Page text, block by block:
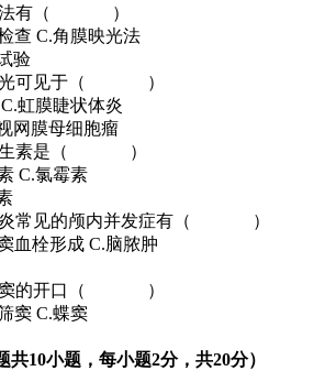
方法有（ ）
查 C.角膜映光法
验
光可见于（ ）
虹膜睫状体炎
网膜母细胞瘤
抗生素是（ ）
C.氯霉素
炎常见的颅内并发症有（ ）
血栓形成 C.脑脓肿
窦的开口（ ）
窦 C.蝶窦
10小题，每小题2分，共20分）